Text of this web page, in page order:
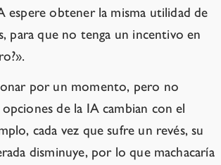
espere obtener la misma utilidad de
para que no tenga un incentivo en
por un momento, pero no
opciones de la IA cambian con el
cada vez que sufre un revés, su
disminuye, por lo que machacaría